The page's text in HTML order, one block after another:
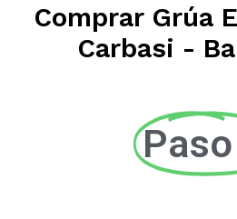
Comprar Grúa
Carbasi -